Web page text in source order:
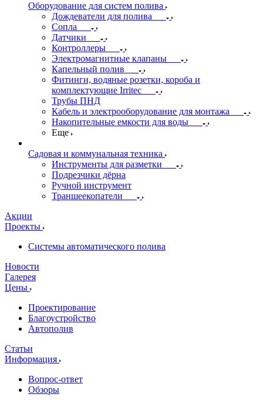
Оборудование для систем полива
Дождеватели для полива
Сопла
Датчики
Контроллеры
Электромагнитные клапаны
Капельный полив
Фитинги, водяные розетки, короба и
комплектующие Irritec
Трубы ПНД
Кабель и электрооборудование для монтажа
Накопительные емкости для воды
Еще
Садовая и коммунальная техника
Инструменты для разметки
Подрезчики дёрна
Ручной инструмент
Траншеекопатели
Акции
Проекты
Системы автоматического полива
Новости
Галерея
Цены
Проектирование
Благоустройство
Автополив
Статьи
Информация
Вопрос-ответ
Обзоры